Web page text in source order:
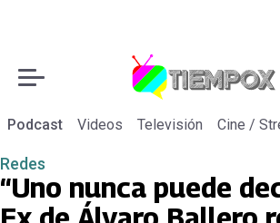
Podcast Videos Televisión Cine /
Redes
“Uno nunca puede